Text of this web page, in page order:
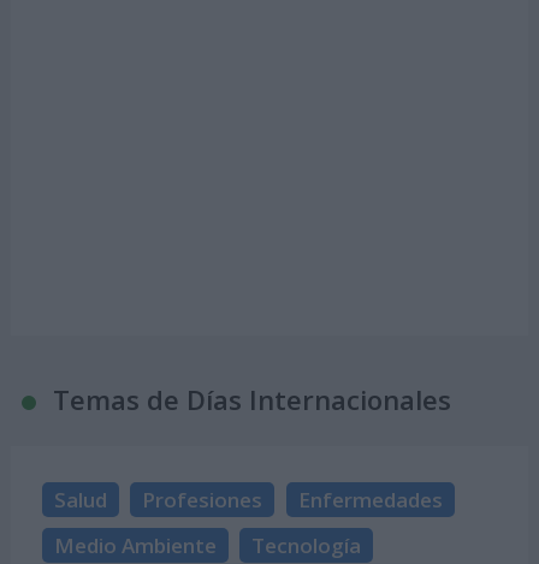
Temas de Días Internacionales
Salud Profesiones
Enfermedades
Medio Ambiente
Tecnología